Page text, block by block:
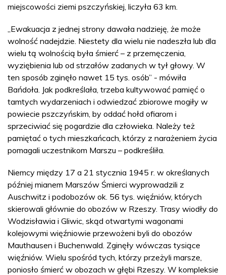
miejscowości ziemi pszczyńskiej, liczyła 63 km.
„Ewakuacja z jednej strony dawała nadzieję, że może
wolność nadejdzie. Niestety dla wielu nie nadeszła lub dla
wielu tą wolnością była śmierć – z przemęczenia,
wyziębienia lub od strzałów zadanych w tył głowy. W
ten sposób zginęło nawet 15 tys. osób” - mówiła
Bańdoła. Jak podkreślała, trzeba kultywować pamięć o
tamtych wydarzeniach i odwiedzać zbiorowe mogiły w
powiecie pszczyńskim, by oddać hołd ofiarom i
sprzeciwiać się pogardzie dla człowieka. Należy też
pamiętać o tych mieszkańcach, którzy z narażeniem życia
pomagali uczestnikom Marszu – podkreśliła.
Niemcy między 17 a 21 stycznia 1945 r. w określanych
później mianem Marszów Śmierci wyprowadzili z
Auschwitz i podobozów ok. 56 tys. więźniów, których
skierowali głównie do obozów w Rzeszy. Trasy wiodły do
Wodzisławia i Gliwic, skąd otwartymi wagonami
kolejowymi więźniowie przewożeni byli do obozów
Mauthausen i Buchenwald. Zginęły wówczas tysiące
więźniów. Wielu spośród tych, którzy przeżyli marsze,
poniosło śmierć w obozach w głębi Rzeszy. W kompleksie